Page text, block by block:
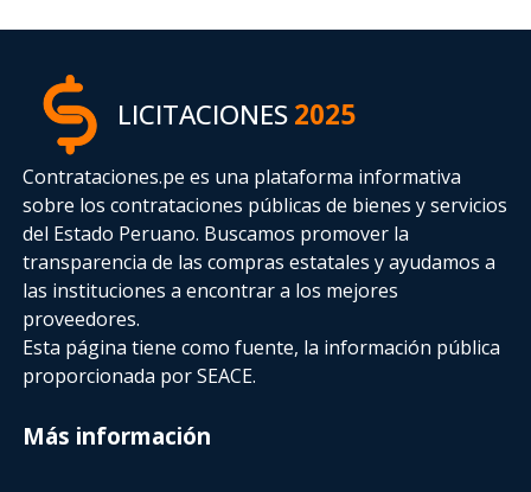
LICITACIONES2025
Contrataciones.pe es una plataforma informativa
sobre los contrataciones públicas de bienes y servicios
del Estado Peruano. Buscamos promover la
transparencia de las compras estatalesy ayudamos a
las instituciones a encontrar a los mejores
proveedores.
Esta página tiene como fuente, la información pública
proporcionada por SEACE.
Más información